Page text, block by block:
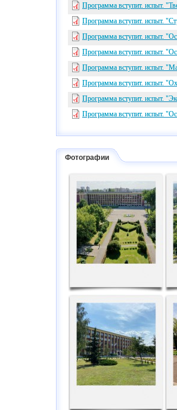
Программа вступит. испыт.
Программа вступит. испыт.
Программа вступит. испыт.
Программа вступит. испыт.
Программа вступит. испыт.
Программа вступит. испыт.
Программа вступит. испыт.
Программа вступит. испыт.
Фотографии